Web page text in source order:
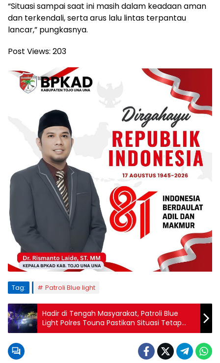
“Situasi sampai saat ini masih dalam keadaan aman
dan terkendali, serta arus lalu lintas terpantau
lancar,” pungkasnya.
Post Views: 203
Tag: Patroli Blue light
Hadir di Tengah Masyarakat, Patroli Blue
Light Polres Touna Pastikan Situasi Tetap
Kondusif